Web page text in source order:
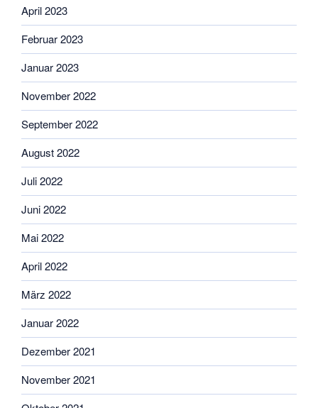
April 2023
Februar 2023
Januar 2023
November 2022
September 2022
August 2022
Juli 2022
Juni 2022
Mai 2022
April 2022
März 2022
Januar 2022
Dezember 2021
November 2021